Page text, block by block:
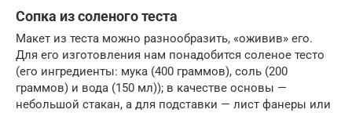
Сопка из соленого теста
Макет из теста можно разнообразить, «оживив» его.
Для его изготовления нам понадобится соленое тесто
(его ингредиенты: мука (400 граммов), соль (200
граммов) и вода (150 мл)); в качестве основы —
небольшой стакан, а для подставки — лист фанеры или